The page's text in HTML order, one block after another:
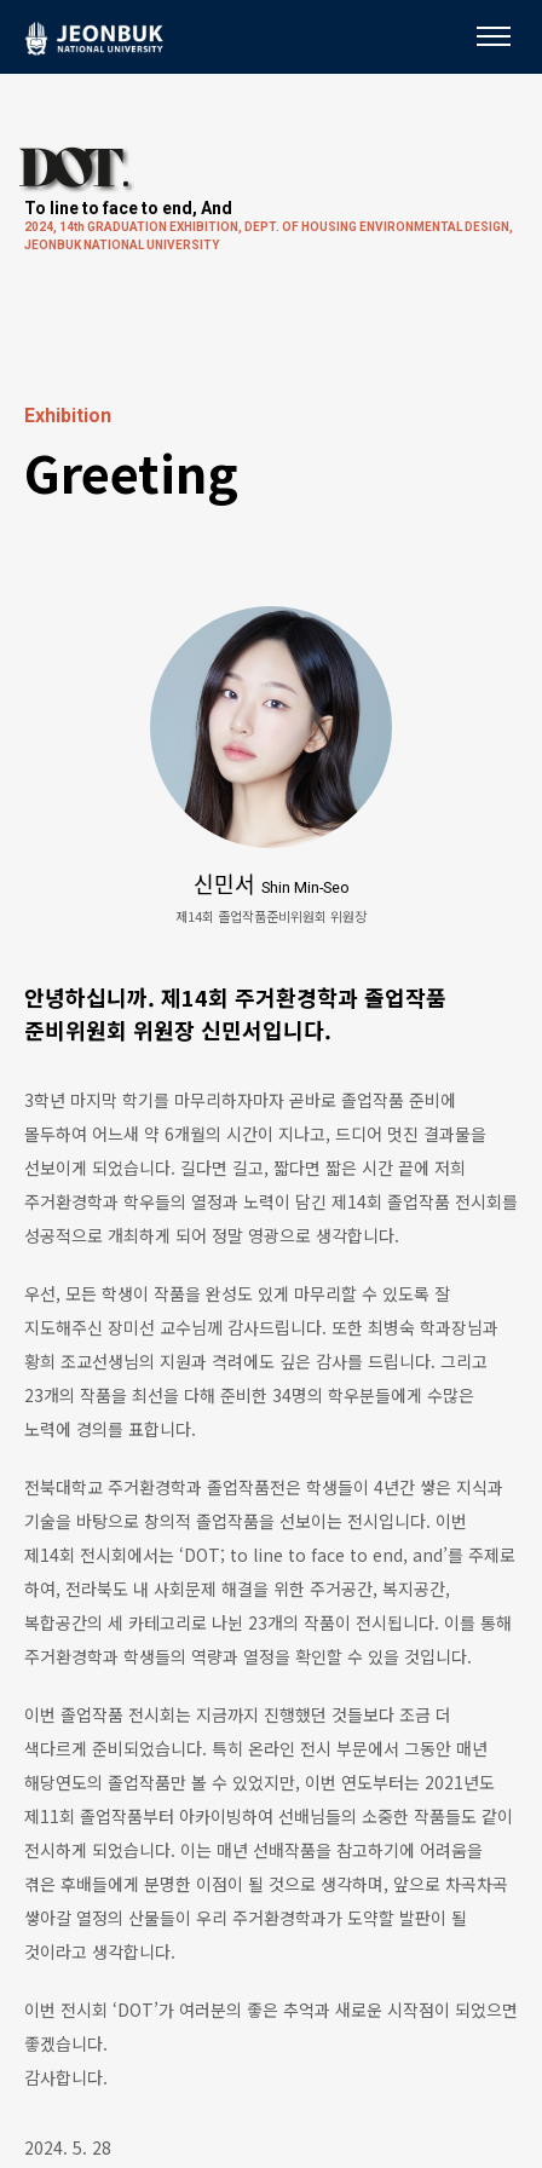
To line to face to end, And
2024, 14th GRADUATION EXHIBITION,
DEPT. OF HOUSING ENVIRONMENTAL DESIGN,
JEONBUK NATIONAL UNIVERSITY
Exhibition
Greeting
신민서 Shin Min-Seo
제14회 졸업작품준비위원회 위원장
안녕하십니까. 제14회 주거환경학과 졸업작품
준비위원회 위원장 신민서입니다.
3학년 마지막 학기를 마무리하자마자 곧바로 졸업작품 준비에
몰두하여 어느새 약 6개월의 시간이 지나고, 드디어 멋진 결과물을
선보이게 되었습니다. 길다면 길고, 짧다면 짧은 시간 끝에 저희
주거환경학과 학우들의 열정과 노력이 담긴 제14회 졸업작품 전시회를
성공적으로 개최하게 되어 정말 영광으로 생각합니다.
우선, 모든 학생이 작품을 완성도 있게 마무리할 수 있도록 잘
지도해주신 장미선 교수님께 감사드립니다. 또한 최병숙 학과장님과
황희 조교선생님의 지원과 격려에도 깊은 감사를 드립니다. 그리고
23개의 작품을 최선을 다해 준비한 34명의 학우분들에게 수많은
노력에 경의를 표합니다.
전북대학교 주거환경학과 졸업작품전은 학생들이 4년간 쌓은 지식과
기술을 바탕으로 창의적 졸업작품을 선보이는 전시입니다. 이번
제14회 전시회에서는 ‘DOT; to line to face to end, and’를 주제로
하여, 전라북도 내 사회문제 해결을 위한 주거공간, 복지공간,
복합공간의 세 카테고리로 나뉜 23개의 작품이 전시됩니다. 이를 통해
주거환경학과 학생들의 역량과 열정을 확인할 수 있을 것입니다.
이번 졸업작품 전시회는 지금까지 진행했던 것들보다 조금 더
색다르게 준비되었습니다. 특히 온라인 전시 부문에서 그동안 매년
해당연도의 졸업작품만 볼 수 있었지만, 이번 연도부터는 2021년도
제11회 졸업작품부터 아카이빙하여 선배님들의 소중한 작품들도 같이
전시하게 되었습니다. 이는 매년 선배작품을 참고하기에 어려움을
겪은 후배들에게 분명한 이점이 될 것으로 생각하며, 앞으로 차곡차곡
쌓아갈 열정의 산물들이 우리 주거환경학과가 도약할 발판이 될
것이라고 생각합니다.
이번 전시회 ‘DOT’가 여러분의 좋은 추억과 새로운 시작점이 되었으면
좋겠습니다.
감사합니다.
2024. 5. 28